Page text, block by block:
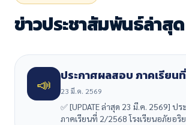
ข่าวประชาสัมพันธ์ล่าสุด
📣 ประกาศผลสอบ ภาคเรียน
23 มี.ค. 2569
✅ [UPDATE ล่าสุด 23 มี.ค. 2569] ป
ภาคเรียนที่ 2/2568 โรงเรียนอภัยอริ